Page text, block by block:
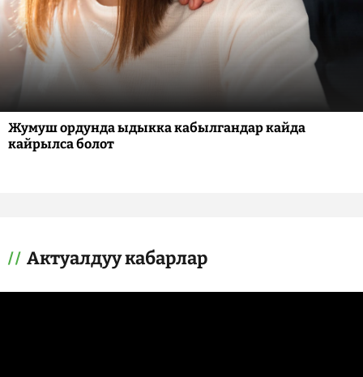
Жумуш ордунда ыдыкка кабылгандар кайда
кайрылса болот
Актуалдуу кабарлар